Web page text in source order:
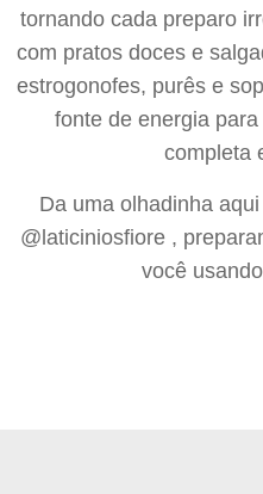
tornando cada preparo
com pratos doces e
estrogonofes, purês e
fonte de energia
completa
Da uma olhadinha
@laticiniosfiore ,
você